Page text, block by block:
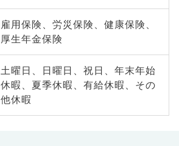
雇用保険、労災保険、健康保険、
厚生年金保険
土曜日、日曜日、祝日、年末年始
休暇、夏季休暇、有給休暇、その
他休暇